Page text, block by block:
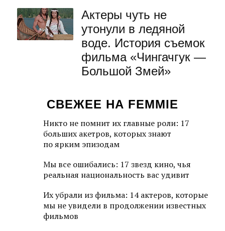
Актеры чуть не
утонули в ледяной
воде. История съемок
фильма «Чингачгук —
Большой Змей»
СВЕЖЕЕ НА FEMMIE
Никто не помнит их главные роли: 17
больших акетров, которых знают
по ярким эпизодам
Мы все ошибались: 17 звезд кино, чья
реальная национальность вас удивит
Их убрали из фильма: 14 актеров, которые
мы не увидели в продолжении известных
фильмов